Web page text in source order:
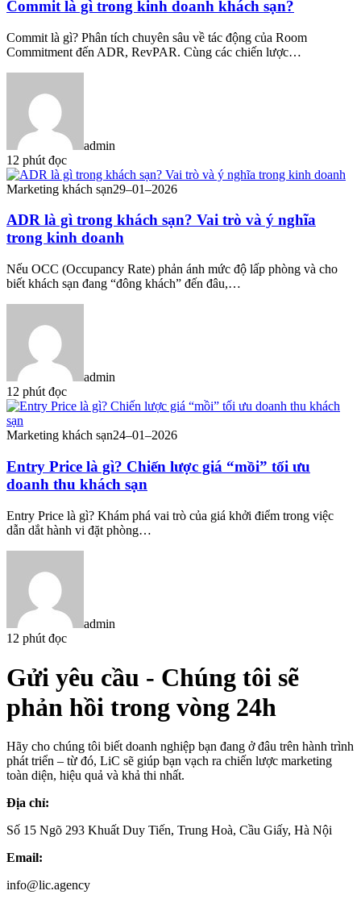
Commit là gì trong kinh doanh khách sạn?
Commit là gì? Phân tích chuyên sâu về tác động của Room
Commitment đến ADR, RevPAR. Cùng các chiến lược…
admin
12 phút đọc
Marketing khách sạn29–01–2026
ADR là gì trong khách sạn? Vai trò và ý nghĩa
trong kinh doanh
Nếu OCC (Occupancy Rate) phản ánh mức độ lấp phòng và cho
biết khách sạn đang “đông khách” đến đâu,…
admin
12 phút đọc
Marketing khách sạn24–01–2026
Entry Price là gì? Chiến lược giá “mồi” tối ưu
doanh thu khách sạn
Entry Price là gì? Khám phá vai trò của giá khởi điểm trong việc
dẫn dắt hành vi đặt phòng…
admin
12 phút đọc
Gửi yêu cầu - Chúng tôi sẽ
phản hồi trong vòng 24h
Hãy cho chúng tôi biết doanh nghiệp bạn đang ở đâu trên hành trình
phát triển – từ đó, LiC sẽ giúp bạn vạch ra chiến lược marketing
toàn diện, hiệu quả và khả thi nhất.
Địa chỉ:
Số 15 Ngõ 293 Khuất Duy Tiến, Trung Hoà, Cầu Giấy, Hà Nội
Email:
info@lic.agency